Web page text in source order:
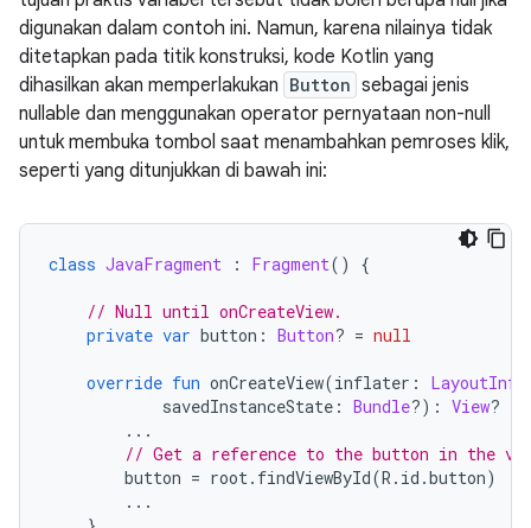
digunakan dalam contoh ini. Namun, karena nilainya tidak
ditetapkan pada titik konstruksi, kode Kotlin yang
dihasilkan akan memperlakukan Button sebagai jenis
nullable dan menggunakan operator pernyataan non-null
untuk membuka tombol saat menambahkan pemroses klik,
seperti yang ditunjukkan di bawah ini:
class JavaFragment : Fragment() {
// Null until onCreateView.
private var button : Button? = null
override fun onCreateView(inflater :
savedInstanceState : Bundle?): View?
...
// Get a reference to the button in the
button = root. findViewById(R . id .button)
...